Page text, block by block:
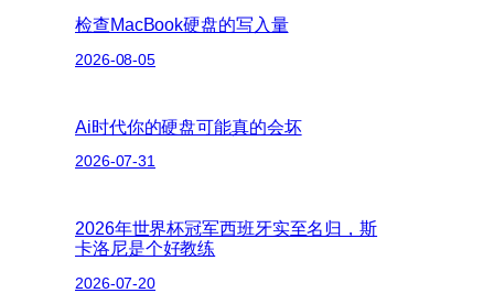
检查MacBook硬盘的写入量
2026-08-05
Ai时代你的硬盘可能真的会坏
2026-07-31
2026年世界杯冠军西班牙实至名归，斯
卡洛尼是个好教练
2026-07-20